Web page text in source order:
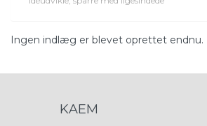
Ingen indlæg er blevet oprettet endnu.
KAEM